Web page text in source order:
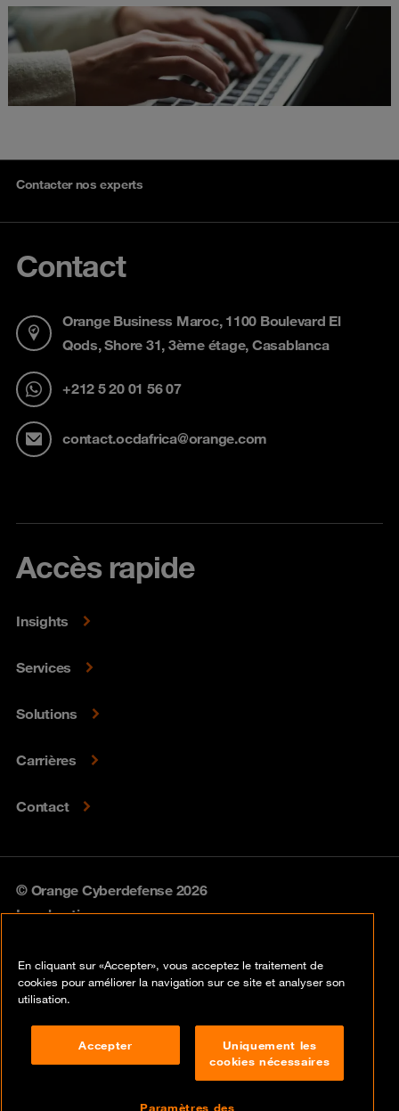
Contacter nos experts
Contact
Orange Business Maroc, 1100 Boulevard El
Qods, Shore 31, 3ème étage, Casablanca
+212 5 20 01 56 07
contact.ocdafrica@orange.com
Accès rapide
Insights
Services
Solutions
Carrières
Contact
© Orange Cyberdefense 2026
Legal notice
Vulnerability policy
Cookie policy
Compliance
En cliquant sur «Accepter», vous acceptez le traitement de
cookies pour améliorer la navigation sur ce site et analyser son
utilisation.
Accepter
Uniquement les
cookies nécessaires
Paramètres des